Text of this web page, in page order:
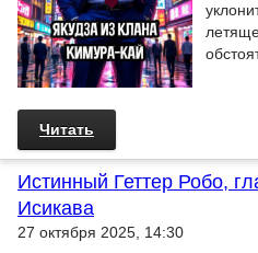
Читать
Истинный Геттер Робо,
Исикава
27 октября 2025, 14:30